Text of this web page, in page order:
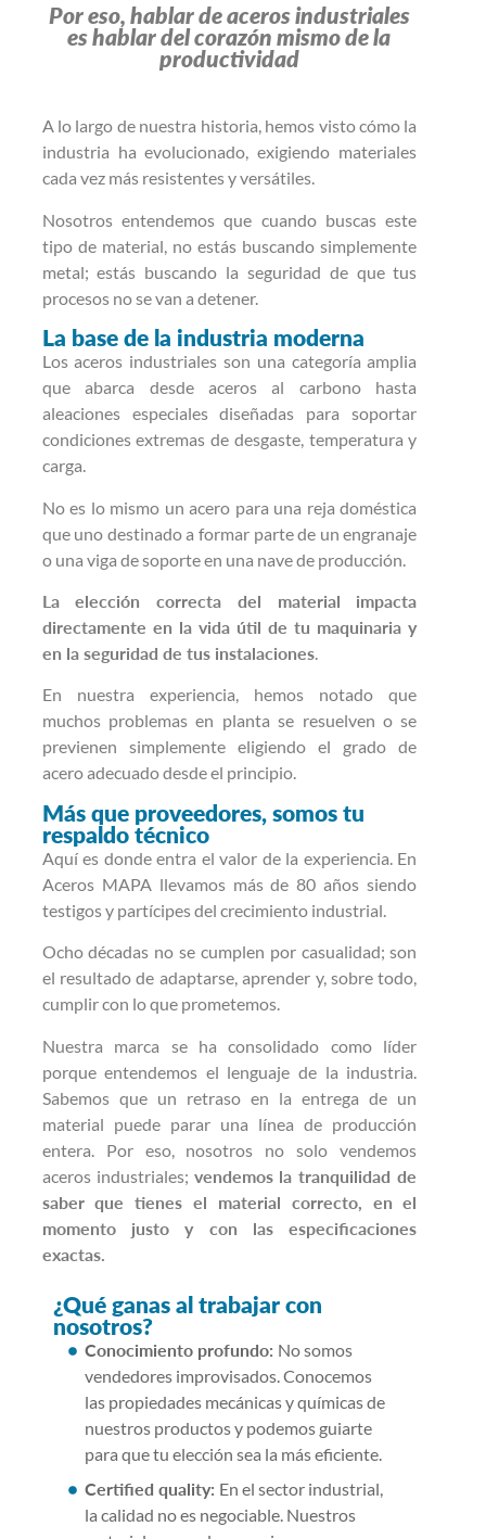
Por eso, hablar de aceros industriales
es hablar del corazón mismo de la
productividad
A lo largo de nuestra historia, hemos visto cómo la
industria ha evolucionado, exigiendo materiales
cada vez más resistentes y versátiles.
Nosotros entendemos que cuando buscas este
tipo de material, no estás buscando simplemente
metal; estás buscando la seguridad de que tus
procesos no se van a detener.
La base de la industria moderna
Los aceros industriales son una categoría amplia
que abarca desde aceros al carbono hasta
aleaciones especiales diseñadas para soportar
condiciones extremas de desgaste, temperatura y
carga.
No es lo mismo un acero para una reja doméstica
que uno destinado a formar parte de un engranaje
o una viga de soporte en una nave de producción.
La elección correcta del material impacta
directamente en la vida útil de tu maquinaria y
en la seguridad de tus instalaciones.
En nuestra experiencia, hemos notado que
muchos problemas en planta se resuelven o se
previenen simplemente eligiendo el grado de
acero adecuado desde el principio.
Más que proveedores, somos tu
respaldo técnico
Aquí es donde entra el valor de la experiencia. En
Aceros MAPA llevamos más de 80 años siendo
testigos y partícipes del crecimiento industrial.
Ocho décadas no se cumplen por casualidad; son
el resultado de adaptarse, aprender y, sobre todo,
cumplir con lo que prometemos.
Nuestra marca se ha consolidado como líder
porque entendemos el lenguaje de la industria.
Sabemos que un retraso en la entrega de un
material puede parar una línea de producción
entera. Por eso, nosotros no solo vendemos
aceros industriales; vendemos la tranquilidad de
saber que tienes el material correcto, en el
momento justo y con las especificaciones
exactas.
¿Qué ganas al trabajar con
nosotros?
Conocimiento profundo: No somos
vendedores improvisados. Conocemos
las propiedades mecánicas y químicas de
nuestros productos y podemos guiarte
para que tu elección sea la más eficiente.
Certified quality: En el sector industrial,
la calidad no es negociable. Nuestros